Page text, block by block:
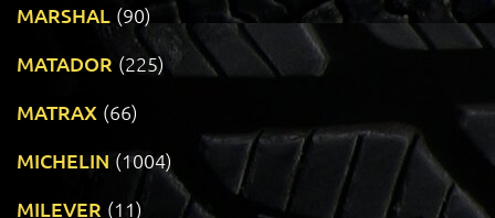
MARSHAL (90)
MATADOR (225)
MATRAX (66)
MICHELIN (1004)
MILEVER (11)